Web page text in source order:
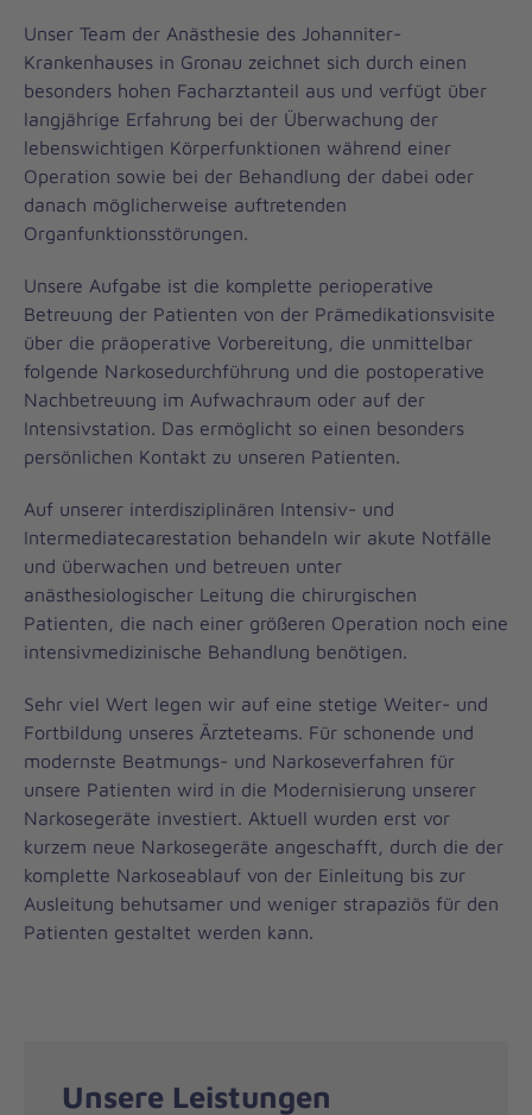
Unser Team der Anästhesie des Johanniter-
Krankenhauses in Gronau zeichnet sich durch einen
besonders hohen Facharztanteil aus und verfügt über
langjährige Erfahrung bei der Überwachung der
lebenswichtigen Körperfunktionen während einer
Operation sowie bei der Behandlung der dabei oder
danach möglicherweise auftretenden
Organfunktionsstörungen.
Unsere Aufgabe ist die komplette perioperative
Betreuung der Patienten von der Prämedikationsvisite
über die präoperative Vorbereitung, die unmittelbar
folgende Narkosedurchführung und die postoperative
Nachbetreuung im Aufwachraum oder auf der
Intensivstation. Das ermöglicht so einen besonders
persönlichen Kontakt zu unseren Patienten.
Auf unserer interdisziplinären Intensiv- und
Intermediatecarestation behandeln wir akute Notfälle
und überwachen und betreuen unter
anästhesiologischer Leitung die chirurgischen
Patienten, die nach einer größeren Operation noch eine
intensivmedizinische Behandlung benötigen.
Sehr viel Wert legen wir auf eine stetige Weiter- und
Fortbildung unseres Ärzteteams. Für schonende und
modernste Beatmungs- und Narkoseverfahren für
unsere Patienten wird in die Modernisierung unserer
Narkosegeräte investiert. Aktuell wurden erst vor
kurzem neue Narkosegeräte angeschafft, durch die der
komplette Narkoseablauf von der Einleitung bis zur
Ausleitung behutsamer und weniger strapaziös für den
Patienten gestaltet werden kann.
Unsere Leistungen